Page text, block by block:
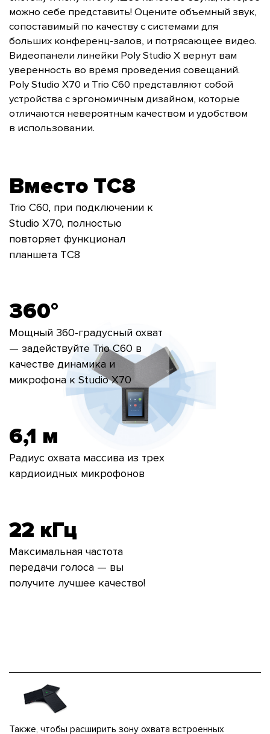
можно себе представить! Оцените объемный звук,
сопоставимый по качеству с системами для
больших конференц-залов, и потрясающее видео.
Видеопанели линейки Poly Studio X вернут вам
уверенность во время проведения совещаний.
Poly Studio X70 и Trio C60 представляют собой
устройства с эргономичным дизайном, которые
отличаются невероятным качеством и удобством
в использовании.
Вместо TС8
Trio C60, при подключении к
Studio X70, полностью
повторяет функционал
планшета TC8
360°
Мощный 360-градусный охват
— задействуйте Trio C60 в
качестве динамика и
микрофона к Studio X70
6,1 м
Радиус охвата массива из трех
кардиоидных микрофонов
22 кГц
Максимальная частота
передачи голоса — вы
получите лучшее качество!
Также, чтобы расширить зону охвата встроенных